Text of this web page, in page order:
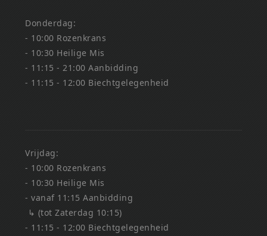
Donderdag:
- 10:00 Rozenkrans
- 10:30 Heilige Mis
- 11:15 - 21:00 Aanbidding
- 11:15 - 12:00 Biechtgelegenheid
Vrijdag:
- 10:00 Rozenkrans
- 10:30 Heilige Mis
- vanaf 11:15 Aanbidding
↳ (tot Zaterdag 10:15)
- 11:15 - 12:00 Biechtgelegenheid